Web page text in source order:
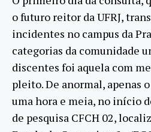
o futuro reitor da UFRJ,
incidentes no campus da
categorias da comunidade
discentes foi aquela com
pleito. De anormal, apenas
uma hora e meia, no início
de pesquisa CFCH 02,